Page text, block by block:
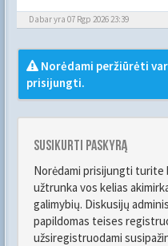
Dabar yra 07 Rgp 2026 23:39
Norėdami peržiūrėti
prisijungti.
Susikurti paskyrą
Norėdami prisijungti turite
užtrunka vos kelias
galimybių. Diskusijų
papildomas teises
užsiregistruodami